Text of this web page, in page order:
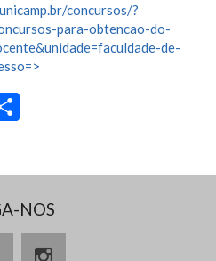
concursos/?
para-obtencao-do-
de-
NOS